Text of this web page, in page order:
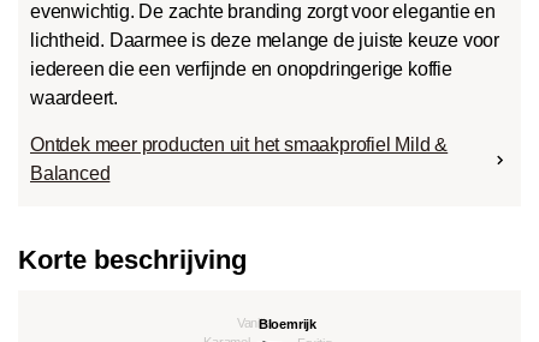
evenwichtig. De zachte branding zorgt voor elegantie en
lichtheid. Daarmee is deze melange de juiste keuze voor
iedereen die een verfijnde en onopdringerige koffie
waardeert.
Ontdek meer producten uit het smaakprofiel Mild &
Balanced
Korte beschrijving